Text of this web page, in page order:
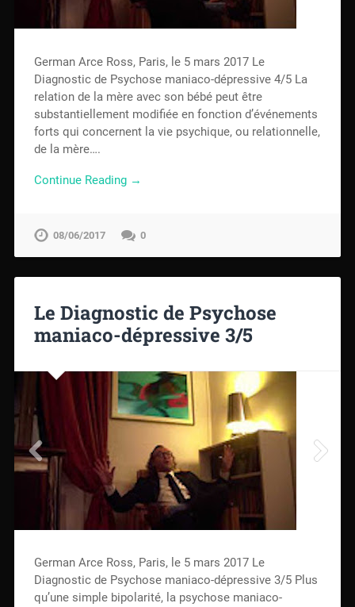
German Arce Ross, Paris, le 5 mars 2017 Le
Diagnostic de Psychose maniaco-dépressive 4/5 La
relation de la mère avec son bébé peut être
substantiellement modifiée en fonction d’événements
forts qui concernent la vie psychique, ou relationnelle,
de la mère….
Continue Reading →
08/06/2017 0
Le Diagnostic de Psychose
maniaco-dépressive 3/5
German Arce Ross, Paris, le 5 mars 2017 Le
Diagnostic de Psychose maniaco-dépressive 3/5 Plus
qu’une simple bipolarité, la psychose maniaco-